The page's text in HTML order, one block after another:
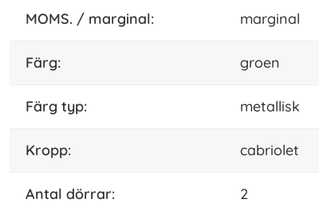
MOMS. / marginal: marginal
Färg: groen
färg typ: metallisk
kropp: cabriolet
antal dörrar: 2